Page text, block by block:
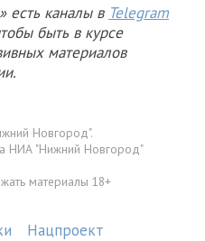
есть каналы в Telegram
быть в курсе
материалов
Новгород".
НИА "Нижний Новгород"
материалы 18+
Нацпроект